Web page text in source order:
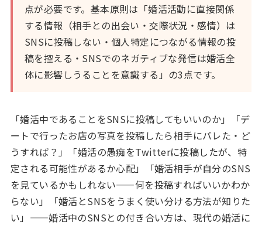
点が必要です。基本原則は「婚活活動に直接関係
する情報（相手との出会い・交際状況・感情）は
SNSに投稿しない・個人特定につながる情報の投
稿を控える・SNSでのネガティブな発信は婚活全
体に影響しうることを意識する」の3点です。
「婚活中であることをSNSに投稿してもいいのか」「デ
ートで行ったお店の写真を投稿したら相手にバレた・ど
うすれば？」「婚活の愚痴をTwitterに投稿したが、特
定される可能性があるか心配」「婚活相手が自分のSNS
を見ているかもしれない——何を投稿すればいいかわか
らない」「婚活とSNSをうまく使い分ける方法が知りた
い」——婚活中のSNSとの付き合い方は、現代の婚活に